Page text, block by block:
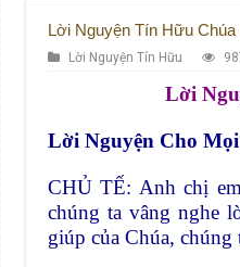
Lời Nguyện Tín Hữu
Lời Nguyện Tín Hữu
Lời
Lời Nguyện Cho
CHỦ TẾ: Anh chị
chúng ta vâng nghe
giúp của Chúa,